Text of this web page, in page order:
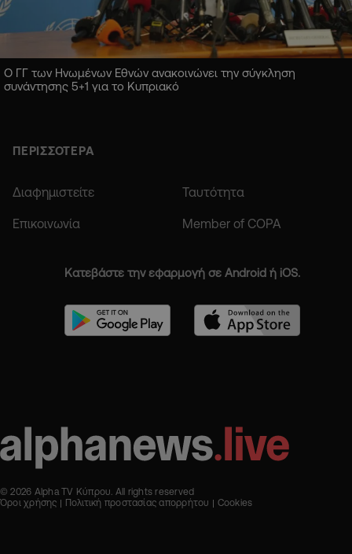
Ο ΓΓ των Ηνωμένων Εθνών ανακοινώνει την σύγκληση
συνάντησης 5+1 για το Κυπριακό
ΠΕΡΙΣΣΟΤΕΡΑ
Διαφημιστείτε Ταυτότητα
Επικοινωνία Member of COPA
Κατεβάστε την εφαρμογή σε Android ή iOS.
© 2026 Alpha TV Κύπρου. All rights reserved
Όροι χρήσης
Πολιτική προστασίας απορρήτου Cookies